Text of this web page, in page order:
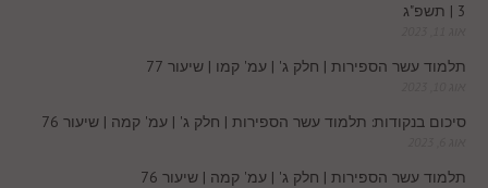
3 | תשפ"ג
תלמוד עשר הספירות | חלק ג' | עמ' קמו | שיעור 77
סיכום בנקודות: תלמוד עשר הספירות | חלק ג' | עמ' קמה | שיעור 76
תלמוד עשר הספירות | חלק ג' | עמ' קמה | שיעור 76